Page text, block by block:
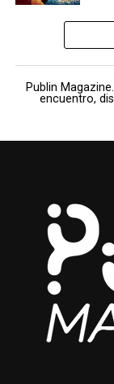
Publin
encuentro,